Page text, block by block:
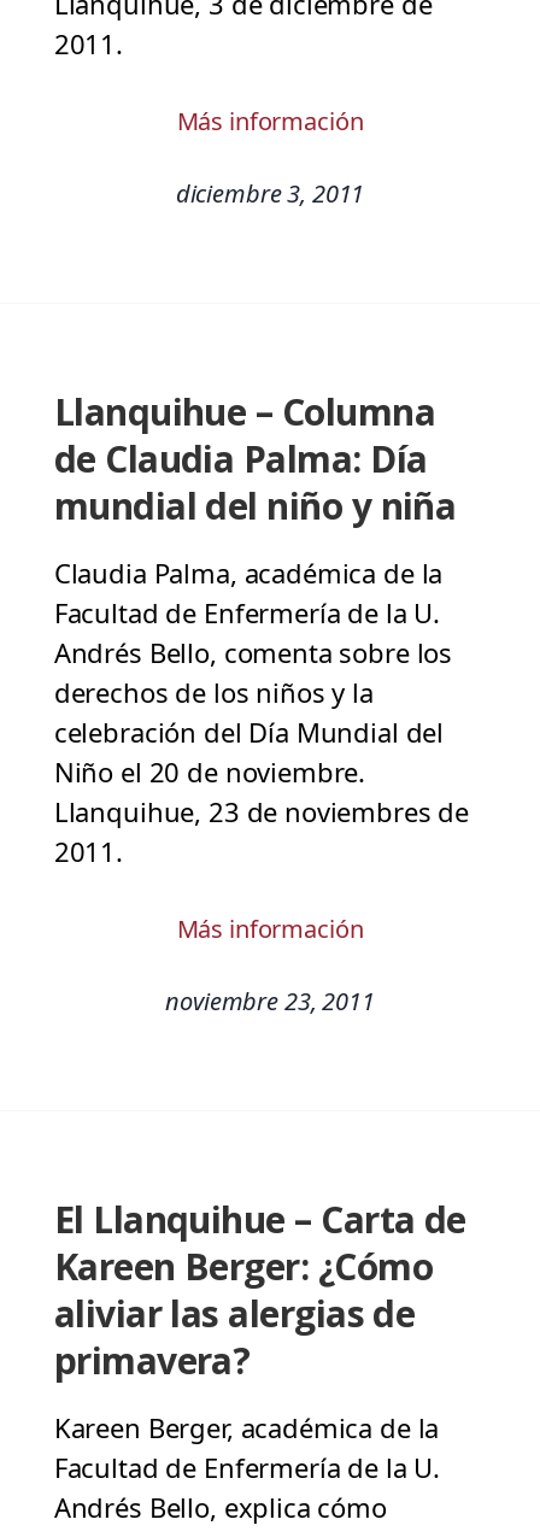
2011.
Más información
diciembre 3, 2011
Llanquihue – Columna
de Claudia Palma: Día
mundial del niño y niña
Claudia Palma, académica de la
Facultad de Enfermería de la U.
Andrés Bello, comenta sobre los
derechos de los niños y la
celebración del Día Mundial del
Niño el 20 de noviembre.
Llanquihue, 23 de noviembres de
2011.
Más información
noviembre 23, 2011
El Llanquihue – Carta de
Kareen Berger: ¿Cómo
aliviar las alergias de
primavera?
Kareen Berger, académica de la
Facultad de Enfermería de la U.
Andrés Bello, explica cómo